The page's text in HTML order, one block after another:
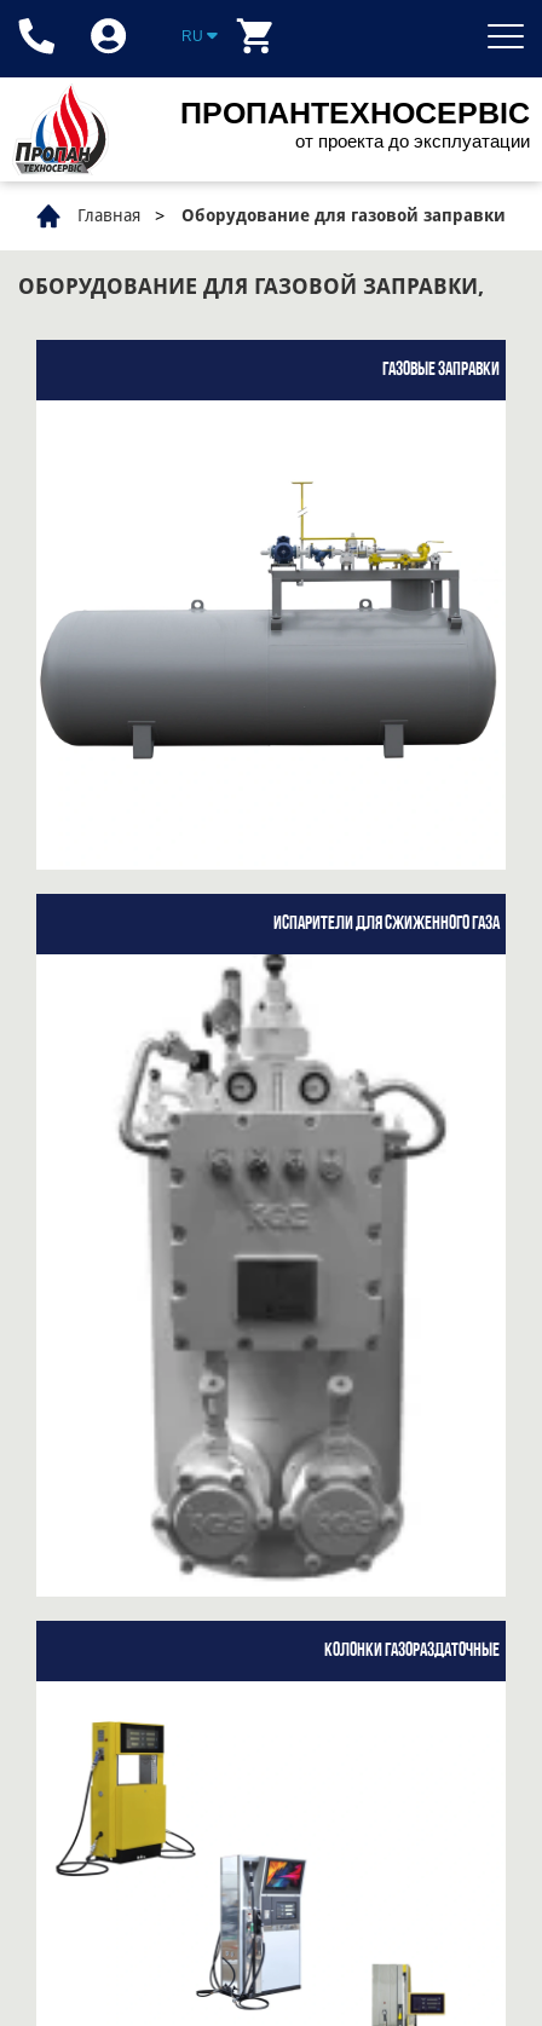
ПРОПАНТЕХНОСЕРВІС
от проекта до эксплуатации
RU
Главная Оборудование для газовой заправки
ОБОРУДОВАНИЕ ДЛЯ ГАЗОВОЙ ЗАПРАВКИ,
Газовые заправки
Испарители для сжиженного газа
Колонки газораздаточные